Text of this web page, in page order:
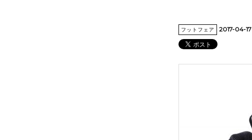
フットフェア 2017-04-17